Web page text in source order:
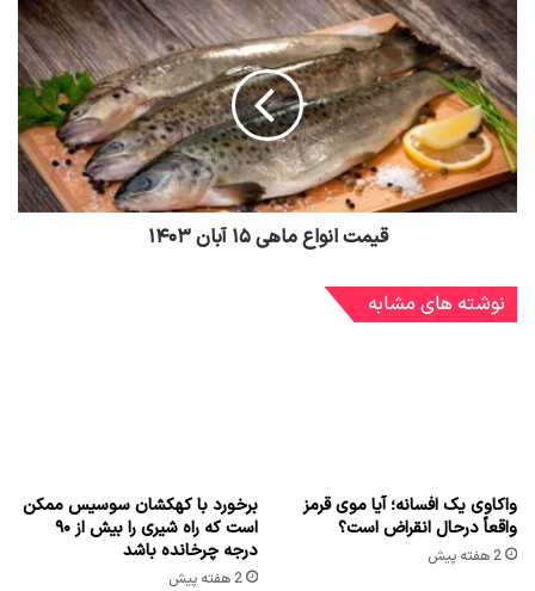
قیمت انواع ماهی ۱۵ آبان ۱۴۰۳
نوشته های مشابه
واکاوی یک افسانه؛ آیا موی قرمز
واقعاً درحال انقراض است؟
2 هفته پیش
برخورد با کهکشان سوسیس ممکن
است که راه شیری را بیش از ۹۰
درجه چرخانده باشد
2 هفته پیش